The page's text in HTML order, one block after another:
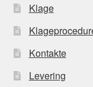
Klage
Kontakte
Levering